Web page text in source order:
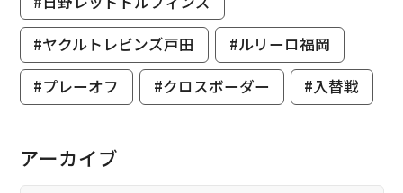
#ヤクルトレビンズ戸田
#ルリーロ福岡
#プレーオフ
#クロスボーダー #入替戦
アーカイブ